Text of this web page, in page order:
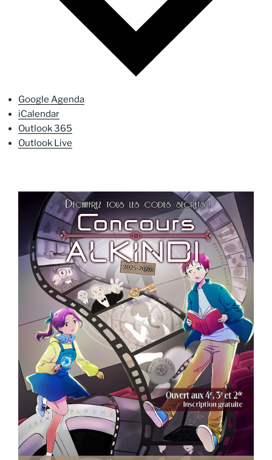
Google Agenda
iCalendar
Outlook 365
Outlook Live